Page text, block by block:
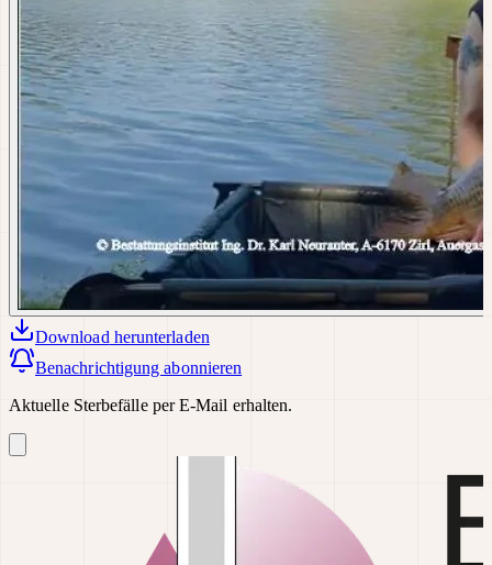
Download herunterladen
Benachrichtigung abonnieren
Aktuelle Sterbefälle per E-Mail erhalten.